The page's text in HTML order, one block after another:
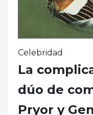
Celebridad
La
dúo de
Pryor y